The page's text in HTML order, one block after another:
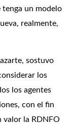
un modelo
realmente,
sostuvo
los
los agentes
con el fin
valor la RDNFO